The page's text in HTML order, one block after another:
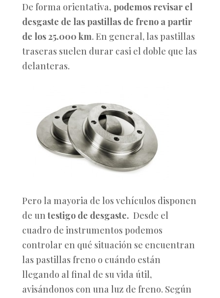
De forma orientativa, podemos revisar el
desgaste de las pastillas de freno a partir
de los 25.000 km. En general, las pastillas
traseras suelen durar casi el doble que las
delanteras.
Pero la mayoria de los vehículos disponen
de untestigo de desgaste. Desde el
cuadro de instrumentos podemos
controlar en qué situación se encuentran
las pastillas freno o cuándo están
llegando al final de su vida útil,
avisándonos con una luz de freno. Según